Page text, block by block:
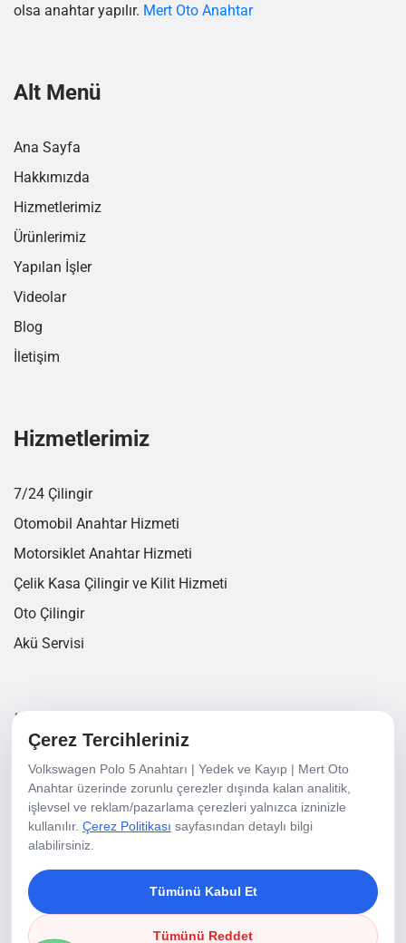
olsa anahtar yapılır. Mert Oto Anahtar
Alt Menü
Ana Sayfa
Hakkımızda
Hizmetlerimiz
Ürünlerimiz
Yapılan İşler
Videolar
Blog
İletişim
Hizmetlerimiz
7/24 Çilingir
Otomobil Anahtar Hizmeti
Motorsiklet Anahtar Hizmeti
Çelik Kasa Çilingir ve Kilit Hizmeti
Oto Çilingir
Akü Servisi
6440/3 Sk. No 18/A Yalı Mh. Karşıyaka/İzmir
+90 232 337 21 36
+90 549 353 5345
info@mertotoanahtar.com
Çerez Tercihleriniz
Volkswagen Polo 5 Anahtarı | Yedek ve Kayıp | Mert Oto
Anahtar üzerinde zorunlu çerezler dışında kalan analitik,
işlevsel ve reklam/pazarlama çerezleri yalnızca izninizle
kullanılır. Çerez Politikası sayfasından detaylı bilgi
alabilirsiniz.
Tümünü Kabul Et
Tümünü Reddet